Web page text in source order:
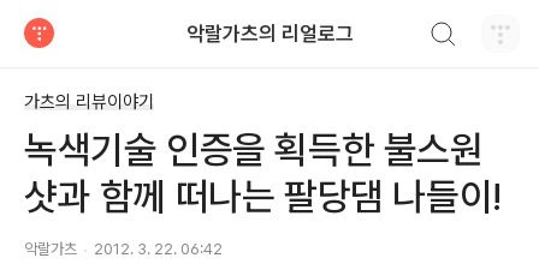
악랄가츠의 리얼로그
가츠의 리뷰이야기
녹색기술 인증을 획득한 불스원
샷과 함께 떠나는 팔당댐 나들이!
악랄가츠 2012. 3. 22. 06:42